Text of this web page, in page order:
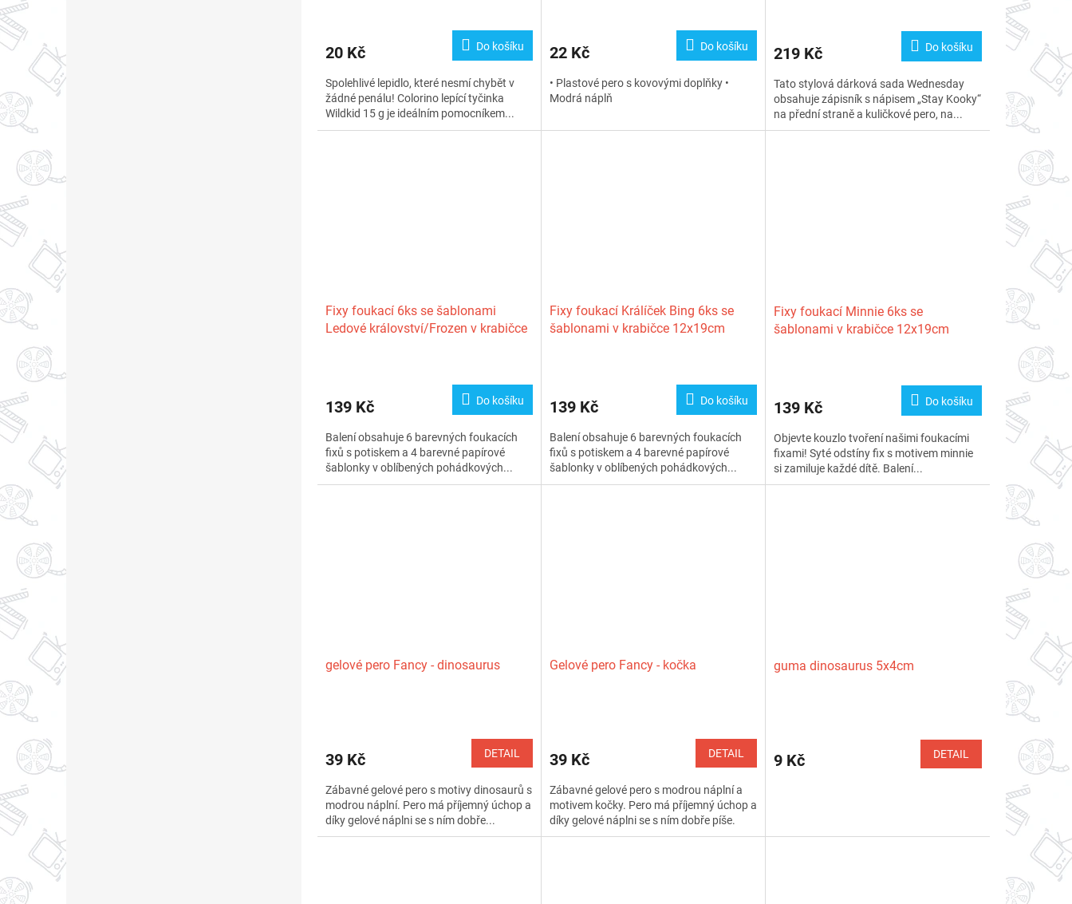
20 Kč Do košíku
Spolehlivé lepidlo, které nesmí chybět v
žádné penálu! Colorino lepící tyčinka
Wildkid 15 g je ideálním pomocníkem...
je
z
5
22 Kč Do košíku
• Plastové pero s kovovými doplňky •
Modrá náplň
219 Kč Do košíku
Tato stylová dárková sada Wednesday
obsahuje zápisník s nápisem „Stay Kooky“
na přední straně a kuličkové pero, na...
Fixy foukací 6ks se šablonami
Ledové království/Frozen v krabičce
139 Kč Do košíku
Balení obsahuje 6 barevných foukacích
fixů s potiskem a 4 barevné papírové
šablonky v oblíbených pohádkových...
Fixy foukací Králíček Bing 6ks se
šablonami v krabičce 12x19cm
139 Kč Do košíku
Balení obsahuje 6 barevných foukacích
fixů s potiskem a 4 barevné papírové
šablonky v oblíbených pohádkových...
Fixy foukací Minnie 6ks se
šablonami v krabičce 12x19cm
139 Kč Do košíku
Objevte kouzlo tvoření našimi foukacími
fixami! Syté odstíny fix s motivem minnie
si zamiluje každé dítě. Balení...
gelové pero Fancy - dinosaurus
39 Kč DETAIL
Zábavné gelové pero s motivy dinosaurů s
modrou náplní. Pero má příjemný úchop a
díky gelové náplni se s ním dobře...
Gelové pero Fancy - kočka
je
z
5
hvězdiček.
39 Kč DETAIL
Zábavné gelové pero s modrou náplní a
motivem kočky. Pero má příjemný úchop a
díky gelové náplni se s ním dobře píše.
guma dinosaurus 5x4cm
9 Kč DETAIL